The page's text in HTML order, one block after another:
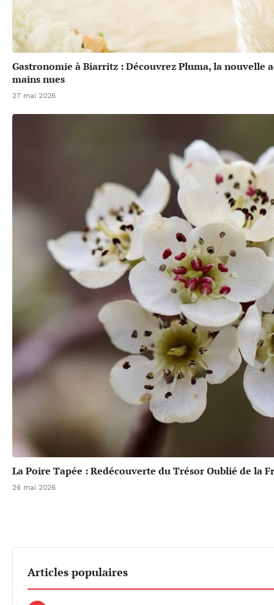
Gastronomie à Biarritz : Découvrez Pluma, la nouvelle
mains nues
27 mai 2026
La Poire Tapée : Redécouverte du Trésor Oublié de la
26 mai 2026
Articles populaires